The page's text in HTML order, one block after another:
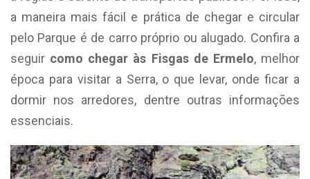
a maneira mais fácil e prática de chegar e circular
pelo Parque é de carro próprio ou alugado. Confira a
seguir como chegar às Fisgas de Ermelo, melhor
época para visitar a Serra, o que levar, onde ficar a
dormir nos arredores, dentre outras informações
essenciais.